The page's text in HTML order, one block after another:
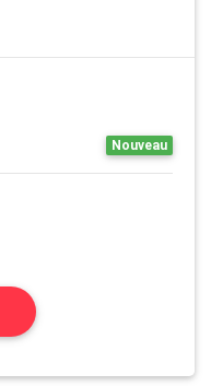
Nouveau